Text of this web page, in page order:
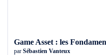
Game Asset : les
par Sébastien Vanteux